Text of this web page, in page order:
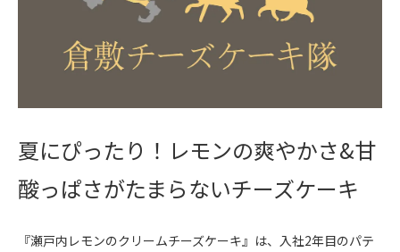
夏にぴったり！レモンの爽やかさ&甘
酸っぱさがたまらないチーズケーキ
『瀬戸内レモンのクリームチーズケーキ』は、入社2年目のパテ